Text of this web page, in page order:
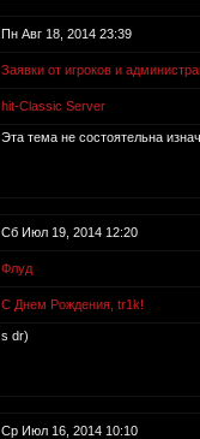
Пн Авг 18, 2014 23:39
Заявки от игроков и
hit-Classic Server
Эта тема не состоятельна
Сб Июл 19, 2014 12:20
Флуд
C Днем Рождения, tr1k!
s dr)
Ср Июл 16, 2014 10:10